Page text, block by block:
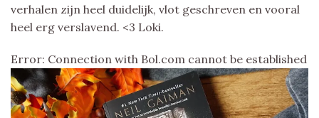
verhalen zijn heel duidelijk, vlot geschreven en vooral
heel erg verslavend. <3 Loki.
Error: Connection with Bol.com cannot be established